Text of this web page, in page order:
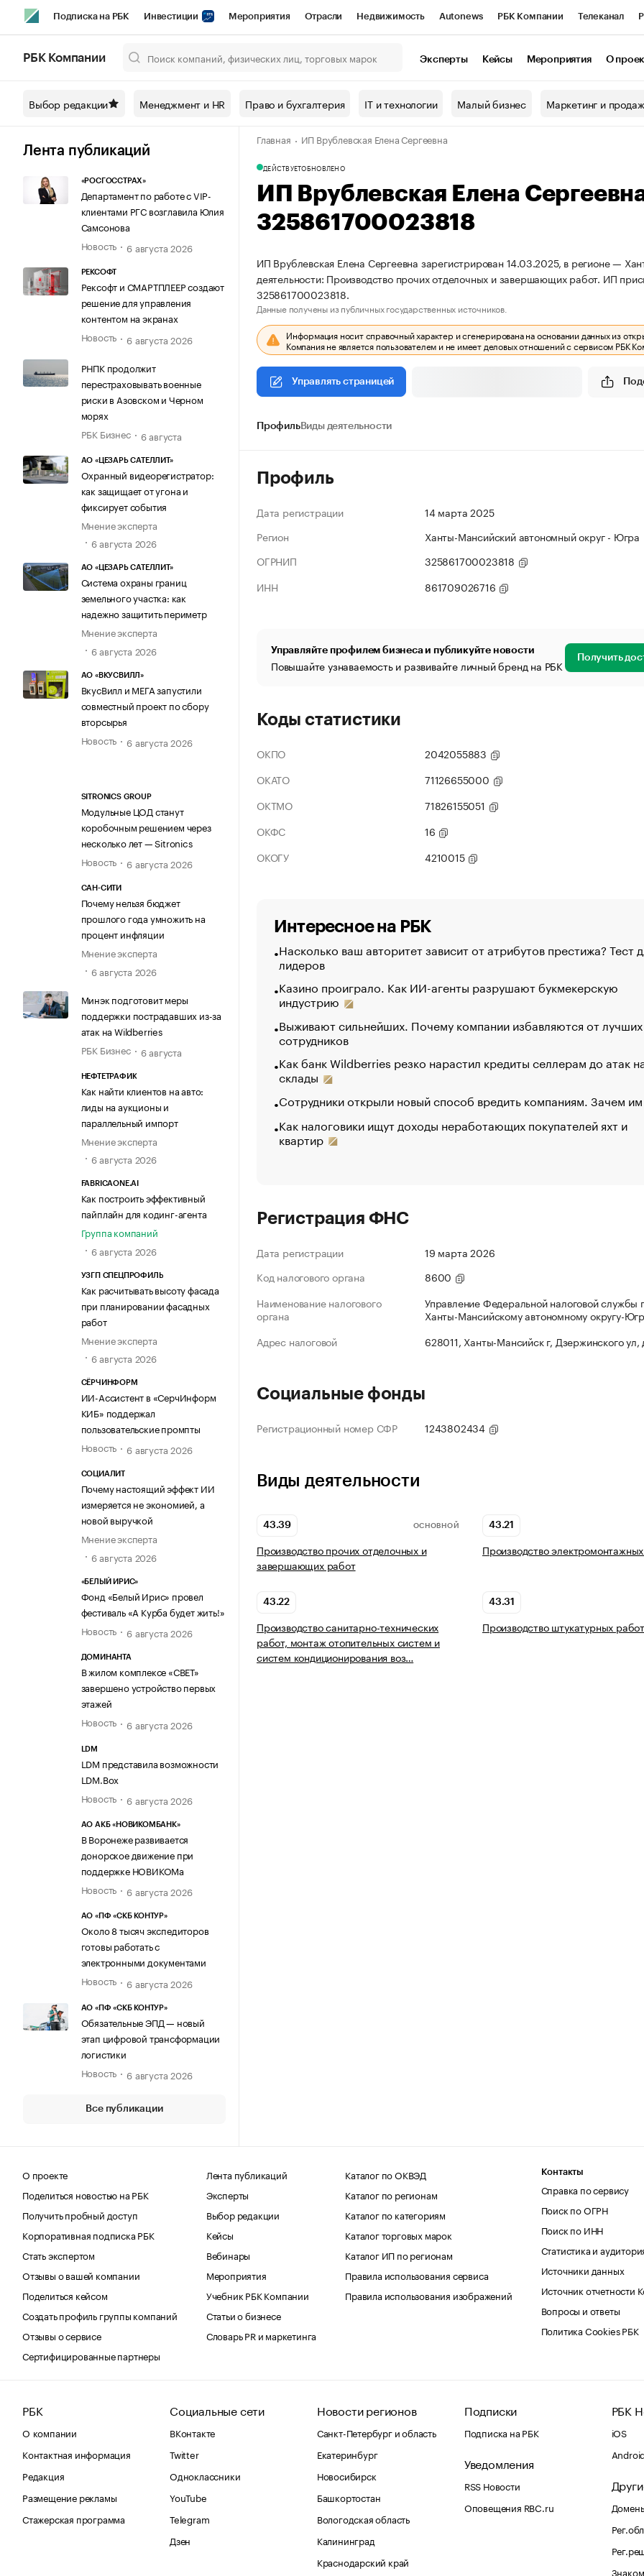
Подписка на РБК Инвестиции Мероприятия Отрасли Недвижимость Autonews РБК Компании Телеканал
Спецпроекты СПб Конференции СПб Спецпроекты Проверка контрагентов
Технологии и медиа Рынок наличной валюты
РБК Компании Эксперты Кейсы Мероприятия О
Выбор редакции Менеджмент и HR Право и бухгалтерия IT и технологии Малый бизнес Маркетинг и
Лента публикаций
«РОСГОССТРАХ»
Департамент по работе с VIP-
клиентами РГС возглавила Юлия
Самсонова
Новость
6 августа 2026
РЕКСОФТ
Рексофт и СМАРТПЛЕЕР создают
решение для управления
контентом на экранах
Новость
6 августа 2026
РНПК продолжит
перестраховывать военные
риски в Азовском и Черном
морях
РБК Бизнес
6 августа
АО «ЦЕЗАРЬ САТЕЛЛИТ»
Охранный видеорегистратор:
как защищает от угона и
фиксирует события
Мнение эксперта
6 августа 2026
АО «ЦЕЗАРЬ САТЕЛЛИТ»
Система охраны границ
земельного участка: как
надежно защитить периметр
Мнение эксперта
6 августа 2026
АО «ВКУСВИЛЛ»
ВкусВилл и МЕГА запустили
совместный проект по сбору
вторсырья
Новость
6 августа 2026
SITRONICS GROUP
Модульные ЦОД станут
коробочным решением через
несколько лет — Sitronics
Новость
6 августа 2026
САН-СИТИ
Почему нельзя бюджет
прошлого года умножить на
процент инфляции
Мнение эксперта
6 августа 2026
Минэк подготовит меры
поддержки пострадавших из-за
атак на Wildberries
РБК Бизнес
6 августа
НЕФТЕТРАФИК
Как найти клиентов на авто:
лиды на аукционы и
параллельный импорт
Мнение эксперта
6 августа 2026
FABRICAONE.AI
Как построить эффективный
пайплайн для кодинг-агента
Группа компаний
6 августа 2026
УЗГП СПЕЦПРОФИЛЬ
Как расчитывать высоту фасада
при планировании фасадных
работ
Мнение эксперта
6 августа 2026
СЁРЧИНФОРМ
ИИ-Ассистент в «СерчИнформ
КИБ» поддержал
пользовательские промпты
Новость
6 августа 2026
СОЦИАЛИТ
Почему настоящий эффект ИИ
измеряется не экономией, а
новой выручкой
Мнение эксперта
6 августа 2026
«БЕЛЫЙ ИРИС»
Фонд «Белый Ирис» провел
фестиваль «А Курба будет жить!»
Новость
6 августа 2026
ДОМИНАНТА
В жилом комплексе «СВЕТ»
завершено устройство первых
этажей
Новость
6 августа 2026
LDM
LDM представила возможности
LDM.Box
Новость
6 августа 2026
АО АКБ «НОВИКОМБАНК»
В Воронеже развивается
донорское движение при
поддержке НОВИКОМа
Новость
6 августа 2026
АО «ПФ «СКБ КОНТУР»
Около 8 тысяч экспедиторов
готовы работать с
электронными документами
Новость
6 августа 2026
АО «ПФ «СКБ КОНТУР»
Обязательные ЭПД — новый
этап цифровой трансформации
логистики
Новость
6 августа 2026
Все публикации
Главная ИП Врублевская Елена Сергеевна
ДЕЙСТВУЕТОБНОВЛЕНО
ИП Врублевская Елена
325861700023818
ИП Врублевская Елена Сергеевна зарегистрирован 14.03.2025, в регионе —
деятельности: Производство прочих отделочных и завершающих работ. ИП
325861700023818.
Данные получены из публичных государственных источников.
Информация носит справочный характер и сгенерирована на основании данных из
Компания не является пользователем и не имеет деловых отношений с сервисом РБК
Управлять страницей
ПрофильВиды деятельности
Профиль
Дата регистрации
14 марта 2025
Регион
Ханты-Мансийский автономный округ - Югра
ОГРНИП
325861700023818
ИНН
861709026716
Управляйте профилем бизнеса и публикуйте новости
Повышайте узнаваемость и развивайте личный бренд на РБК Получить
Коды статистики
ОКПО
2042055883
ОКАТО
71126655000
ОКТМО
71826155051
ОКФС
16
ОКОГУ
4210015
Интересное на РБК
Насколько ваш авторитет зависит от атрибутов престижа? Тест
лидеров
Казино проиграло. Как ИИ-агенты разрушают букмекерскую
индустрию
Выживают сильнейших. Почему компании избавляются от лучших
сотрудников
Как банк Wildberries резко нарастил кредиты селлерам до атак
склады
Сотрудники открыли новый способ вредить компаниям. Зачем
Как налоговики ищут доходы неработающих покупателей яхт и
квартир
Регистрация ФНС
Дата регистрации
19 марта 2026
Код налогового органа
8600
Наименование налогового
органа
Управление Федеральной налоговой службы
Ханты-Мансийскому автономному округу-
Адрес налоговой
628011, Ханты-Мансийск г, Дзержинского
Социальные фонды
Регистрационный номер СФР 1243802434
Виды деятельности
43.39 ОСНОВНОЙ
Производство прочих отделочных и
завершающих работ
43.21
Производство
43.22
Производство санитарно-технических
работ, монтаж отопительных систем и
систем кондиционирования воз…
43.31
Производство штукатурных работ
О проекте
Поделиться новостью на РБК
Получить пробный доступ
Корпоративная подписка РБК
Стать экспертом
Отзывы о вашей компании
Поделиться кейсом
Создать профиль группы компаний
Отзывы о сервисе
Сертифицированные партнеры
Лента публикаций
Эксперты
Выбор редакции
Кейсы
Вебинары
Мероприятия
Учебник РБК Компании
Статьи о бизнесе
Словарь PR и маркетинга
Каталог по ОКВЭД
Каталог по регионам
Каталог по категориям
Каталог торговых марок
Каталог ИП по регионам
Правила использования сервиса
Правила использования изображений
Контакты
Справка по сервису
Поиск по ОГРН
Поиск по ИНН
Статистика и
Источники данных
Источник отчетности
Вопросы и ответы
Политика Cookies РБК
РБК
О компании
Контактная информация
Редакция
Размещение рекламы
Стажерская программа
Социальные сети
ВКонтакте
Twitter
Одноклассники
YouTube
Telegram
Дзен
Новости регионов
Санкт-Петербург и область
Екатеринбург
Новосибирск
Башкортостан
Вологодская область
Калининград
Краснодарский край
Подписки
Подписка на РБК
Уведомления
RSS Новости
Оповещения RBC.ru
РБК
iOS